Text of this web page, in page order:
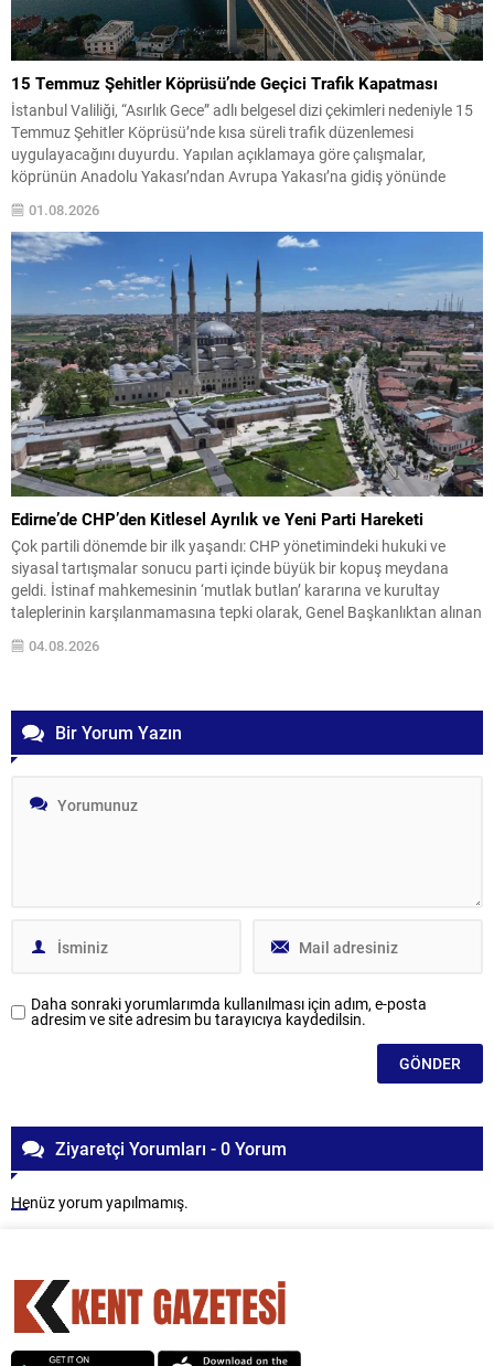
15 Temmuz Şehitler Köprüsü’nde Geçici Trafik Kapatması
İstanbul Valiliği, “Asırlık Gece” adlı belgesel dizi çekimleri nedeniyle 15
Temmuz Şehitler Köprüsü’nde kısa süreli trafik düzenlemesi
uygulayacağını duyurdu. Yapılan açıklamaya göre çalışmalar,
köprünün Anadolu Yakası’ndan Avrupa Yakası’na gidiş yönünde
01:00 ile 05:00 saatleri arasında geçerli olacak. Bu zaman diliminde
söz...
01.08.2026
Edirne’de CHP’den Kitlesel Ayrılık ve Yeni Parti Hareketi
Çok partili dönemde bir ilk yaşandı: CHP yönetimindeki hukuki ve
siyasal tartışmalar sonucu parti içinde büyük bir kopuş meydana
geldi. İstinaf mahkemesinin ‘mutlak butlan’ kararına ve kurultay
taleplerinin karşılanmamasına tepki olarak, Genel Başkanlıktan alınan
ve daha sonra grup başkanı seçilen Özgür Özel ile birlikte önemli
sayıda siyasetçi partiyle yollarını ayırdı....
04.08.2026
Bir Yorum Yazın
Daha sonraki yorumlarımda kullanılması için adım, e-posta
adresim ve site adresim bu tarayıcıya kaydedilsin.
Ziyaretçi Yorumları - 0 Yorum
Henüz yorum yapılmamış.